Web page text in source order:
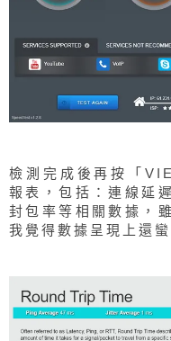
檢測完成後再按「
報表，包括：連線延
封包率等相關數據，
我覺得數據呈現上還蠻